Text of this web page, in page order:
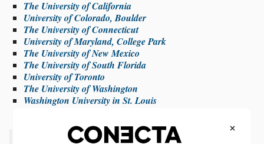
The University of California
University of Colorado, Boulder
The University of Connecticut
University of Maryland, College Park
The University of New Mexico
The University of South Florida
University of Toronto
The University of Washington
Washington University in St. Louis
×